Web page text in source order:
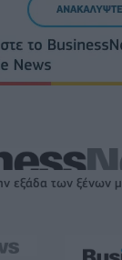
εξάδα των ξένων